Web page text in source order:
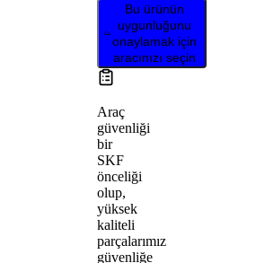
Bu ürünün
uygunluğunu
onaylamak için
aracınızı seçin
Araç
güvenliği
bir
SKF
önceliği
olup,
yüksek
kaliteli
parçalarımız
güvenliğe